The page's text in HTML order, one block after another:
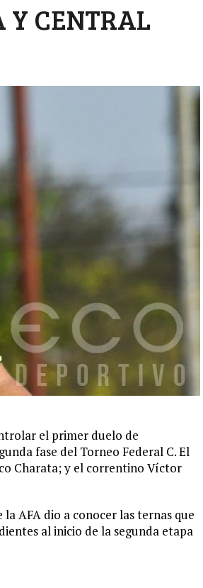
Y CENTRAL
el primer duelo de
fase del Torneo Federal C. El
Charata; y el correntino Víctor
AFA dio a conocer las ternas que
al inicio de la segunda etapa